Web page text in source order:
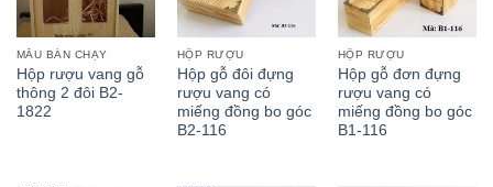
MẪU BÁN CHẠY
Hộp rượu vang gỗ
thông 2 đôi B2-
1822
HỘP RƯỢU
Hộp gỗ đôi đựng
rượu vang có
miếng đồng bo góc
B2-116
HỘP RƯỢU
Hộp gỗ đơn đựng
rượu vang có
miếng đồng bo góc
B1-116